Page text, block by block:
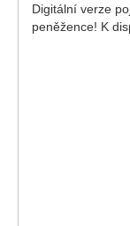
Digitální verze
peněžence! K